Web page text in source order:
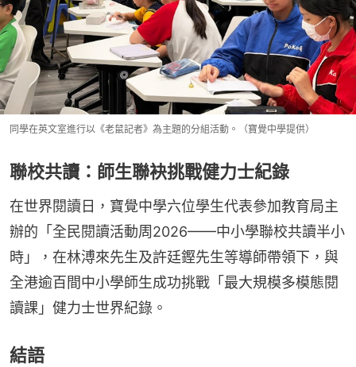
同學在英文室進行以《老鼠記者》為主題的分組活動。（寶覺中學提供）
聯校共讀：師生聯袂挑戰健力士紀錄
在世界閱讀日，寶覺中學六位學生代表參加教育局主
辦的「全民閱讀活動周2026——中小學聯校共讀半小
時」，在林溥來先生及許廷鏗先生等導師帶領下，與
全港逾百間中小學師生成功挑戰「最大規模多模態閱
讀課」健力士世界紀錄。
結語